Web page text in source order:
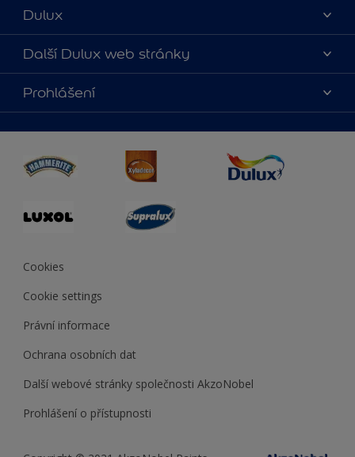
Dulux
O nás
Kontaktujte nás
Najít obchod
Další Dulux web stránky
duluxmalir.cz
duluxmaliar.sk
duluxprodejnabarev.cz
duluxpredajnafarieb.sk
Prohlášení
Cookies
Cookie settings
Právní informace
Ochrana osobních dat
Další webové stránky společnosti AkzoNobel
Prohlášení o přístupnosti